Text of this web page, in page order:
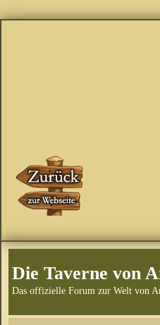
Die Taverne von
Das offizielle Forum zur Welt von